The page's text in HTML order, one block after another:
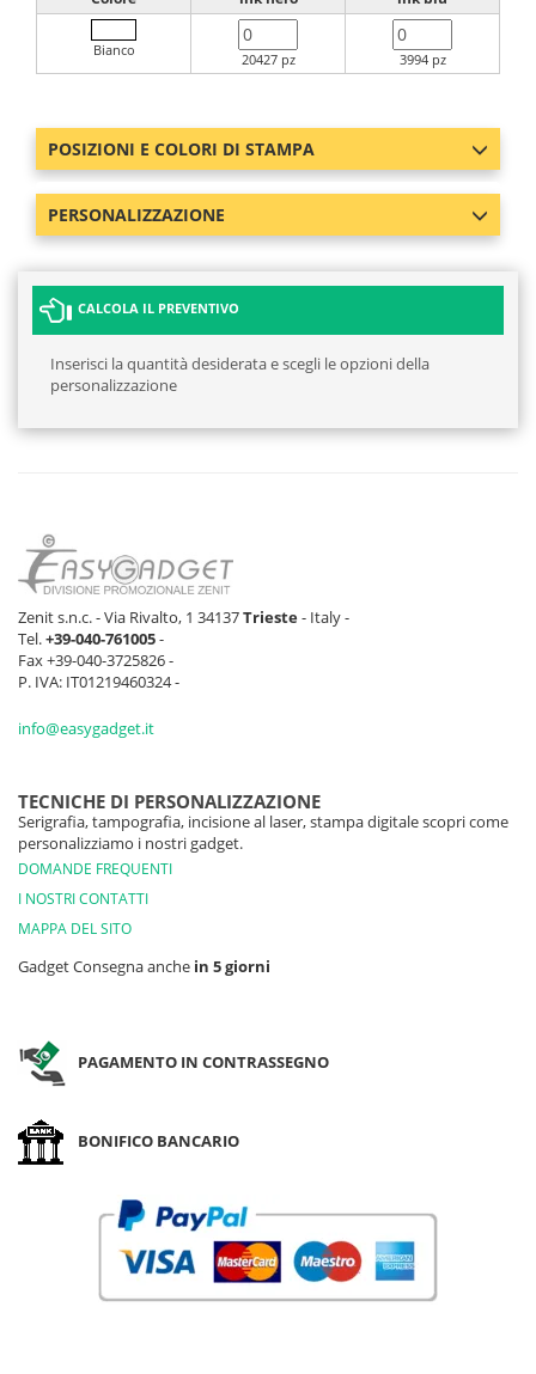
Bianco
20427 pz 3994 pz
POSIZIONI E COLORI DI STAMPA
PERSONALIZZAZIONE
CALCOLA IL PREVENTIVO
Inserisci la quantità desiderata e scegli le opzioni della
personalizzazione
Zenit s.n.c. - Via Rivalto, 1 34137Trieste- Italy -
Tel.+39-040-761005-
Fax +39-040-3725826 -
P. IVA: IT01219460324 -
info@easygadget.it
TECNICHE DI PERSONALIZZAZIONE
Serigrafia, tampografia, incisione al laser, stampa digitale scopri come
personalizziamo i nostri gadget.
DOMANDE FREQUENTI
I NOSTRI CONTATTI
MAPPA DEL SITO
Gadget Consegna anche in 5 giorni
PAGAMENTO IN CONTRASSEGNO
BONIFICO BANCARIO